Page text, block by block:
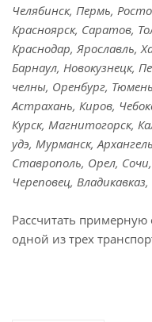
Челябинск, Пермь,
Красноярск, Саратов,
Краснодар, Ярославль,
Барнаул, Новокузнецк,
челны, Оренбург,
Астрахань, Киров,
Курск, Магнитогорск,
удэ, Мурманск,
Ставрополь, Орел,
Череповец,
Рассчитать
одной из трех